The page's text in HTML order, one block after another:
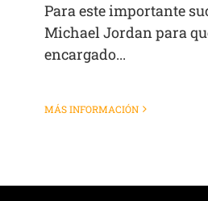
Para este importante
Michael Jordan para
encargado...
MÁS INFORMACIÓN